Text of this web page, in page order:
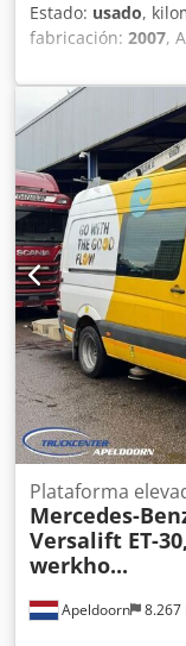
Estado: usado,
fabricación: 2007,
Apeldoorn 8.267
Plataforma
Mercedes-
Versalift ET-
werkho...